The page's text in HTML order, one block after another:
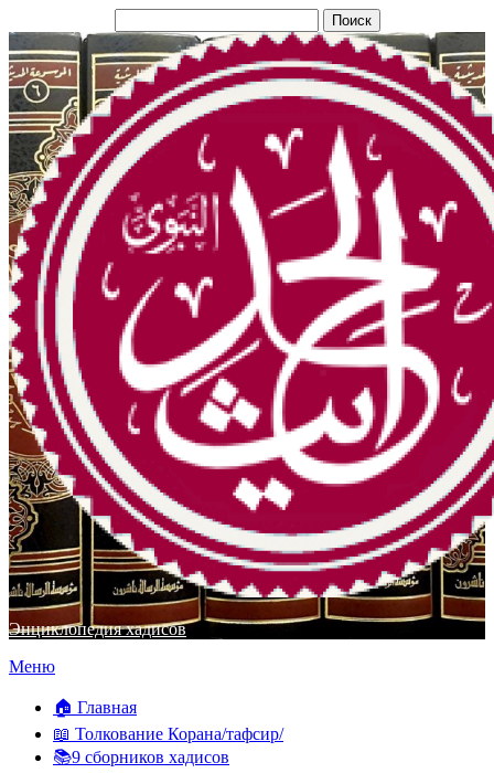
Энциклопедия хадисов
Перейти
содержимому
Меню
🏠 Главная
📖 Толкование Корана/тафсир/
📚9 сборников хадисов